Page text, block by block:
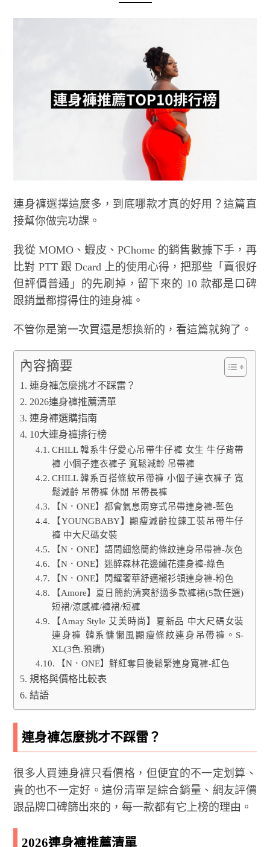
連身褲選擇這麼多，到底哪款才真的好用？這篇直
接幫你做完功課。
我從 MOMO、蝦皮、PChome 的銷售數據下手，再
比對 PTT 跟 Dcard 上的使用心得，把那些「賣很好
但評價普通」的先刷掉，留下來的 10 款都是口碑
跟銷量都撐得住的連身褲。
不管你是第一次買還是想換新的，看這篇就夠了。
內容摘要
連身褲怎麼挑才不踩雷？
2026連身褲推薦清單
連身褲選購指南
10大連身褲排行榜
CHILL 韓系牛仔愛心吊帶牛仔褲 女生 牛仔背帶
褲 小個子連衣褲子 寬鬆減齡 吊帶褲
CHILL 韓系百搭條紋吊帶褲 小個子連衣褲子 寬
鬆減齡 吊帶褲 休閒 吊帶長褲
【N．ONE】都會氣息兩穿式吊帶連身褲-藍色
【YOUNGBABY】顯瘦減齡拉鍊工裝吊帶牛仔
褲 中大尺碼女裝
【N．ONE】語間細悠簡約條紋連身吊帶褲-灰色
【N．ONE】迷醉森林花邊繡花連身褲-綠色
【N．ONE】閃耀奢華舒適襯衫領連身褲-粉色
【Amore】夏日簡約清爽舒適多款褲裙(5款任選)
短裙/涼感褲/褲裙/短褲
【Amay Style 艾美時尚】夏新品 中大尺碼女裝
連身褲 韓系慵懶風顯瘦條紋連身吊帶褲。S-
XL(3色.預購)
【N．ONE】鮮紅奪目後鬆緊連身寬褲-紅色
規格與價格比較表
結語
連身褲怎麼挑才不踩雷？
很多人買連身褲只看價格，但便宜的不一定划算、
貴的也不一定好。這份清單是綜合銷量、網友評價
跟品牌口碑篩出來的，每一款都有它上榜的理由。
2026連身褲推薦清單